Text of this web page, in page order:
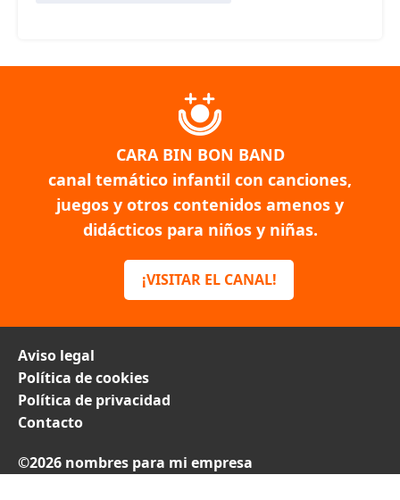
CARA BIN BON BAND
canal temático infantil con canciones,
juegos y otros contenidos amenos y
didácticos para niños y niñas.
¡VISITAR EL CANAL!
Aviso legal
Política de cookies
Política de privacidad
Contacto
©2026 nombres para mi empresa